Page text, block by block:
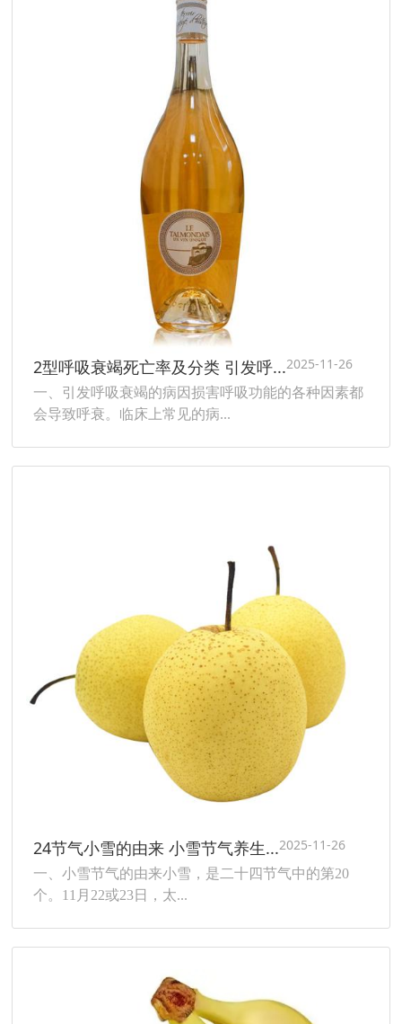
2型呼吸衰竭死亡率及分类 引发呼...2025-11-26
一、引发呼吸衰竭的病因损害呼吸功能的各种因素都
会导致呼衰。临床上常见的病...
24节气小雪的由来 小雪节气养生...2025-11-26
一、小雪节气的由来小雪，是二十四节气中的第20
个。11月22或23日，太...